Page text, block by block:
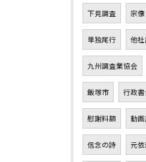
下見調査 宗像
単独尾行 他
九州調査業協会
飯塚市 行政書
慰謝料額 動
信念の詩 元